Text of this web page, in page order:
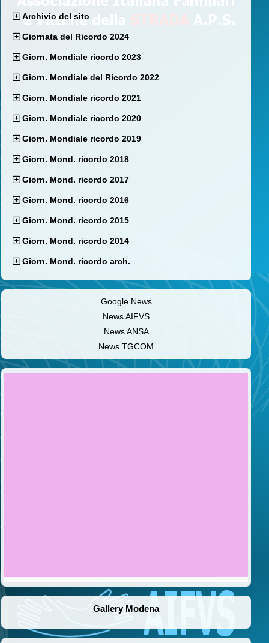
Archivio del sito
Giornata del Ricordo 2024
Giorn. Mondiale ricordo 2023
Giorn. Mondiale del Ricordo 2022
Giorn. Mondiale ricordo 2021
Giorn. Mondiale ricordo 2020
Giorn. Mondiale ricordo 2019
Giorn. Mond. ricordo 2018
Giorn. Mond. ricordo 2017
Giorn. Mond. ricordo 2016
Giorn. Mond. ricordo 2015
Giorn. Mond. ricordo 2014
Giorn. Mond. ricordo arch.
Google News
News AIFVS
News ANSA
News TGCOM
Gallery Modena